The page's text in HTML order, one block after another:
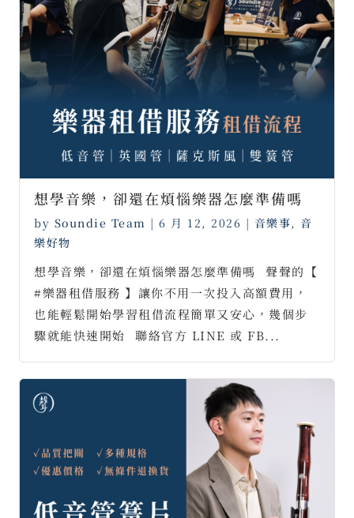
想學音樂，卻還在煩惱樂器怎麼準備嗎
by Soundie Team | 6 月 12, 2026 | 音樂事, 音
樂好物
想學音樂，卻還在煩惱樂器怎麼準備嗎⠀聲聲的【
#樂器租借服務 】讓你不用一次投入高額費用，
也能輕鬆開始學習租借流程簡單又安心，幾個步
驟就能快速開始⠀聯絡官方 LINE 或 FB...